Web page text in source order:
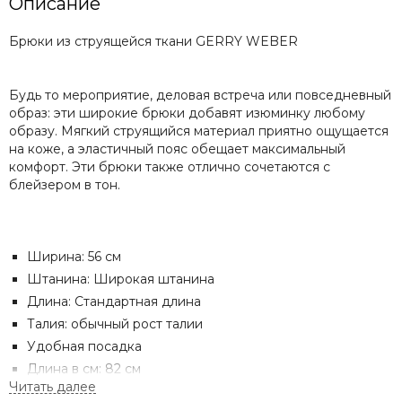
Брюки из струящейся ткани GERRY WEBER
Будь то мероприятие, деловая встреча или повседневный
образ: эти широкие брюки добавят изюминку любому
образу. Мягкий струящийся материал приятно ощущается
на коже, а эластичный пояс обещает максимальный
комфорт. Эти брюки также отлично сочетаются с
блейзером в тон.
Ширина: 56 см
Штанина: Широкая штанина
Длина: Стандартная длина
Талия: обычный рост талии
Удобная посадка
Длина в см: 82 см
Карманы: прорезные карманы, карманы с клапанами.